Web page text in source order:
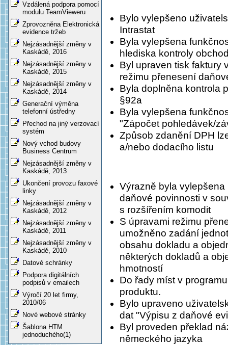
Vzdálená podpora pomocí
modulu TeamVieweru
Zprovozněna Elektronická
evidence tržeb
Nejzásadnější změny v
Kaskádě, 2016
Nejzásadnější změny v
Kaskádě, 2015
Nejzásadnější změny v
Kaskádě, 2014
Generační výměna
telefonní ústředny
Přechod na jiný verzovací
systém
Nový vchod budovy
Business Centrum
Nejzásadnější změny v
Kaskádě, 2013
Ukončení provozu faxové
linky
Nejzásadnější změny v
Kaskádě, 2012
Nejzásadnější změny v
Kaskádě, 2011
Nejzásadnější změny v
Kaskádě, 2010
Datové schránky
Podpora digitálních
podpisů v emailech
Výročí 20 let firmy,
2010/06
Nové webové stránky
Šablona HTM
jednoduchého(1)
Bylo vylepšeno
Intrastat
Byla vylepšena
hlediska kontroly
Byl upraven tisk faktury
režimu přenesení
Byla doplněna kontrola
§92a
Byla vylepšena
"Zápočet pohledávek/
Způsob zdanění DPH
a/nebo dodacího listu
Výrazně byla
daňové povinnosti v
s rozšířením komodit
S úpravami režimu
umožněno zadání
obsahu dokladu a
některých dokladů a
hmotností
Do řady míst v
produktu.
Bylo upraveno
dat "Výpisu z daňové
Byl proveden překlad
německého jazyka